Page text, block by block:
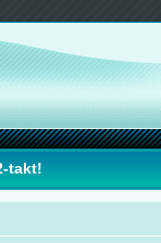
takt!